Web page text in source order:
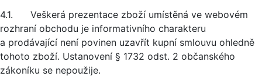
4.1. Veškerá prezentace zboží umístěná ve webovém
rozhraní obchodu je informativního charakteru
a prodávající není povinen uzavřít kupní smlouvu ohledně
tohoto zboží. Ustanovení § 1732 odst. 2 občanského
zákoníku se nepoužije.